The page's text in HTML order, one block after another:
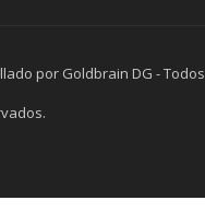
por Goldbrain DG - Todos